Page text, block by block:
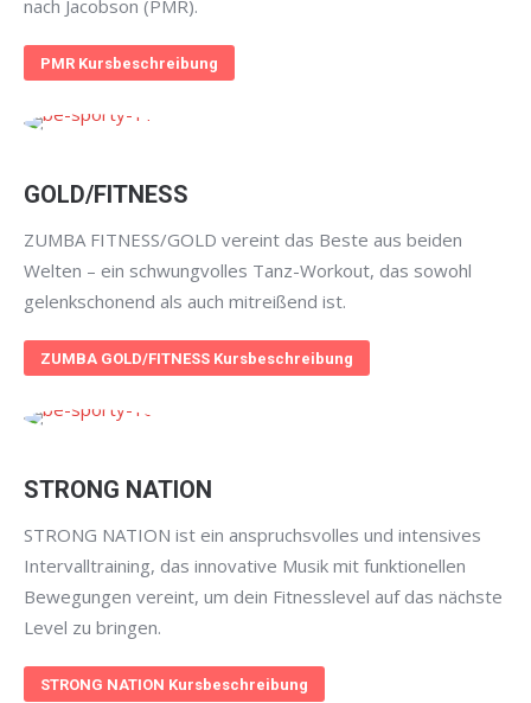
nach Jacobson (PMR).
PMR Kursbeschreibung
GOLD/FITNESS
ZUMBA FITNESS/GOLD vereint das Beste aus beiden
Welten – ein schwungvolles Tanz-Workout, das sowohl
gelenkschonend als auch mitreißend ist.
ZUMBA GOLD/FITNESS Kursbeschreibung
STRONG NATION
STRONG NATION ist ein anspruchsvolles und intensives
Intervalltraining, das innovative Musik mit funktionellen
Bewegungen vereint, um dein Fitnesslevel auf das nächste
Level zu bringen.
STRONG NATION Kursbeschreibung